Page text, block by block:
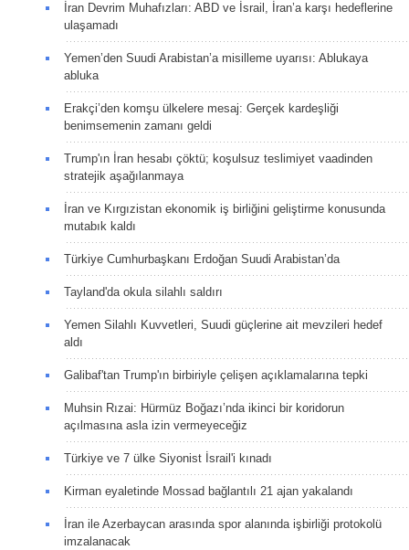
İran Devrim Muhafızları: ABD ve İsrail, İran’a karşı hedeflerine
ulaşamadı
Yemen’den Suudi Arabistan’a misilleme uyarısı: Ablukaya
abluka
Erakçi’den komşu ülkelere mesaj: Gerçek kardeşliği
benimsemenin zamanı geldi
Trump'ın İran hesabı çöktü; koşulsuz teslimiyet vaadinden
stratejik aşağılanmaya
İran ve Kırgızistan ekonomik iş birliğini geliştirme konusunda
mutabık kaldı
Türkiye Cumhurbaşkanı Erdoğan Suudi Arabistan’da
Tayland'da okula silahlı saldırı
Yemen Silahlı Kuvvetleri, Suudi güçlerine ait mevzileri hedef
aldı
Galibaf'tan Trump'ın birbiriyle çelişen açıklamalarına tepki
Muhsin Rızai: Hürmüz Boğazı’nda ikinci bir koridorun
açılmasına asla izin vermeyeceğiz
Türkiye ve 7 ülke Siyonist İsrail'i kınadı
Kirman eyaletinde Mossad bağlantılı 21 ajan yakalandı
İran ile Azerbaycan arasında spor alanında işbirliği protokolü
imzalanacak